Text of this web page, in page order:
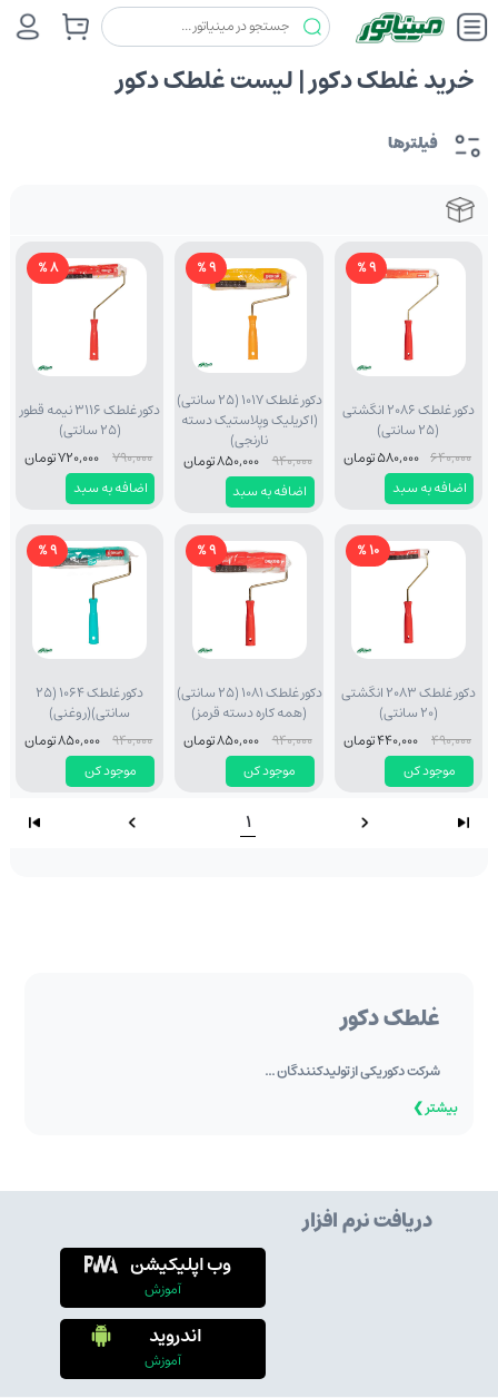
خرید غلطک دکور | لیست غلطک دکور
فیلترها
9 %
دکور غلطک 2086 انگشتی
(25 سانتی)
اضافه به سبد
640,000 580,000 تومان
9 %
دکور غلطک 1017 (25 سانتی)
(اکریلیک وپلاستیک دسته
نارنجی)
اضافه به سبد
940,000 850,000 تومان
8 %
دکور غلطک 3116 نیمه قطور
(25 سانتی)
اضافه به سبد
790,000 720,000 تومان
10 %
دکور غلطک 2083 انگشتی
(20 سانتی)
موجود کن
490,000 440,000 تومان
9 %
دکور غلطک 1081 (25 سانتی)
(همه کاره دسته قرمز)
موجود کن
940,000 850,000 تومان
9 %
دکور غلطک 1064 (25
سانتی)(روغنی)
موجود کن
940,000 850,000 تومان
1
غلطک دکور
شرکت دکور یکی از تولیدکنندگان ...
بیشتر ❯
دریافت نرم افزار
وب اپلیکیشن
آموزش
اندروید
آموزش